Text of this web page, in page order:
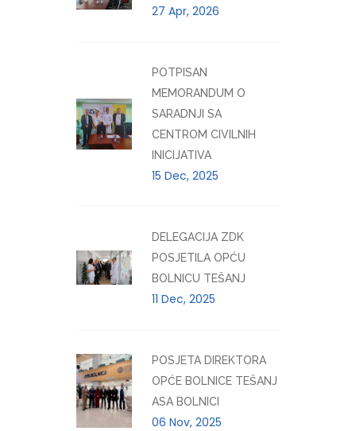
27 Apr, 2026
POTPISAN
MEMORANDUM O
SARADNJI SA
CENTROM CIVILNIH
INICIJATIVA
15 Dec, 2025
DELEGACIJA ZDK
POSJETILA OPĆU
BOLNICU TEŠANJ
11 Dec, 2025
POSJETA DIREKTORA
OPĆE BOLNICE TEŠANJ
ASA BOLNICI
06 Nov, 2025